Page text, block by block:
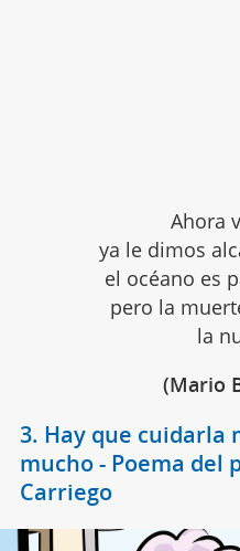
Ahora
ya le dimos
el océano es
pero la
la
(Mario
3. Hay que cuidarla
mucho - Poema del
Carriego